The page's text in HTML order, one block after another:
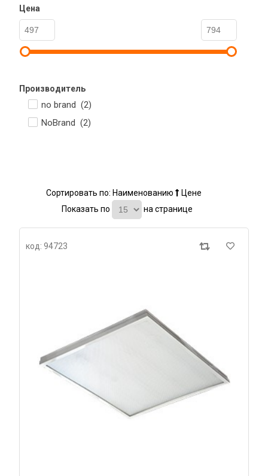
Цена
Производитель
no brand (2)
NoBrand (2)
Сортировать по: Наименованию
Цене
Показать по
на странице
код: 94723